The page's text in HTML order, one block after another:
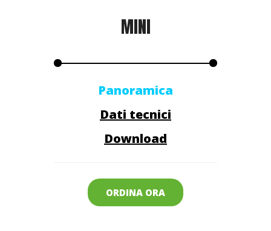
MINI
Panoramica
Dati tecnici
Download
ORDINA ORA